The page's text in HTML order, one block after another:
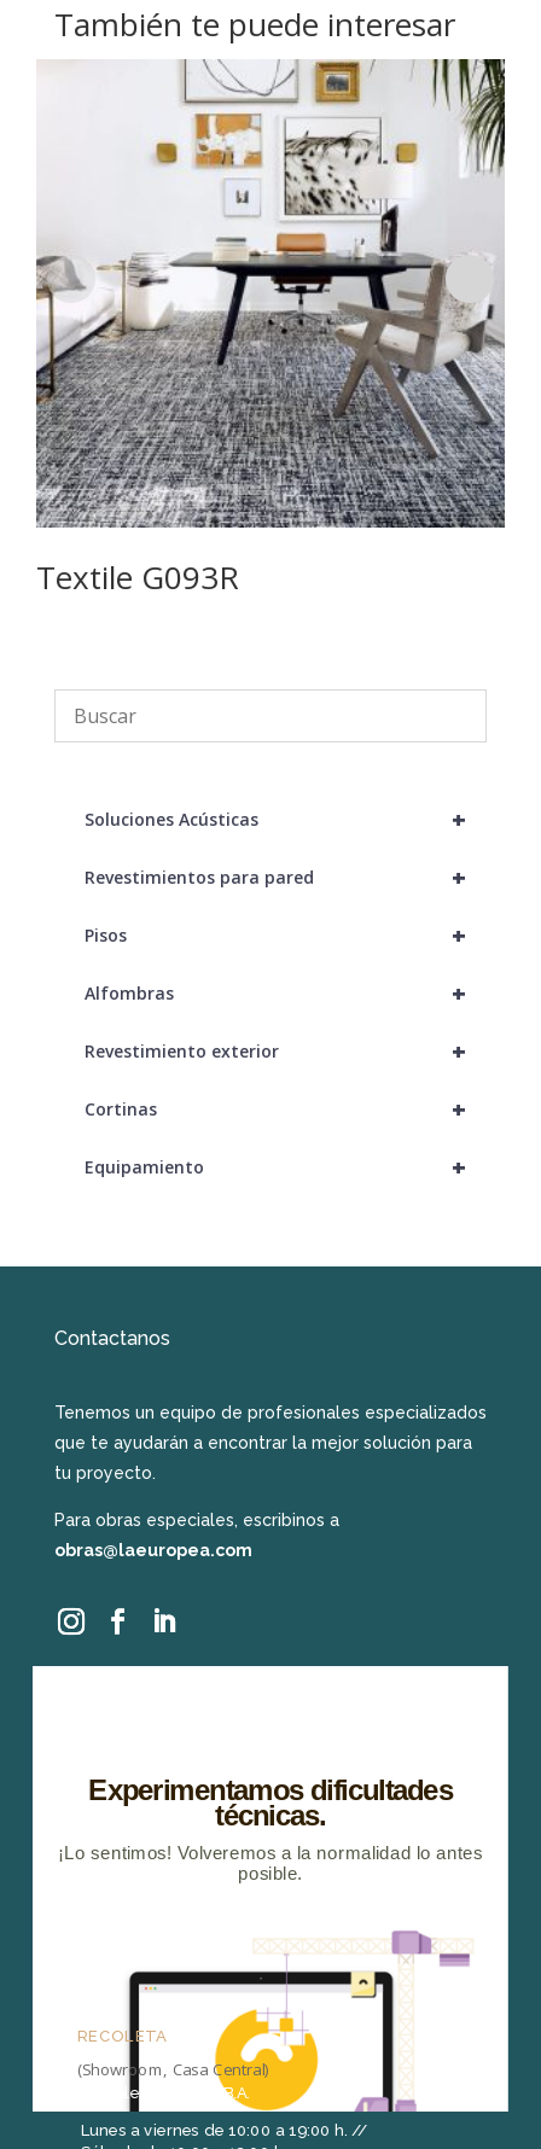
También te puede interesar
Textile G093R
+
Soluciones Acústicas
+
Revestimientos para pared
+
Pisos
+
Alfombras
+
Revestimiento exterior
+
Cortinas
+
Equipamiento
Contactanos
Tenemos un equipo de profesionales especializados
que te ayudarán a encontrar la mejor solución para
tu proyecto.
Para obras especiales, escribinos a
obras@laeuropea.com
RECOLETA
(Showroom, Casa Central)
Arenales 1415, C.A.B.A.
Lunes a viernes de 10:00 a 19:00 h. //